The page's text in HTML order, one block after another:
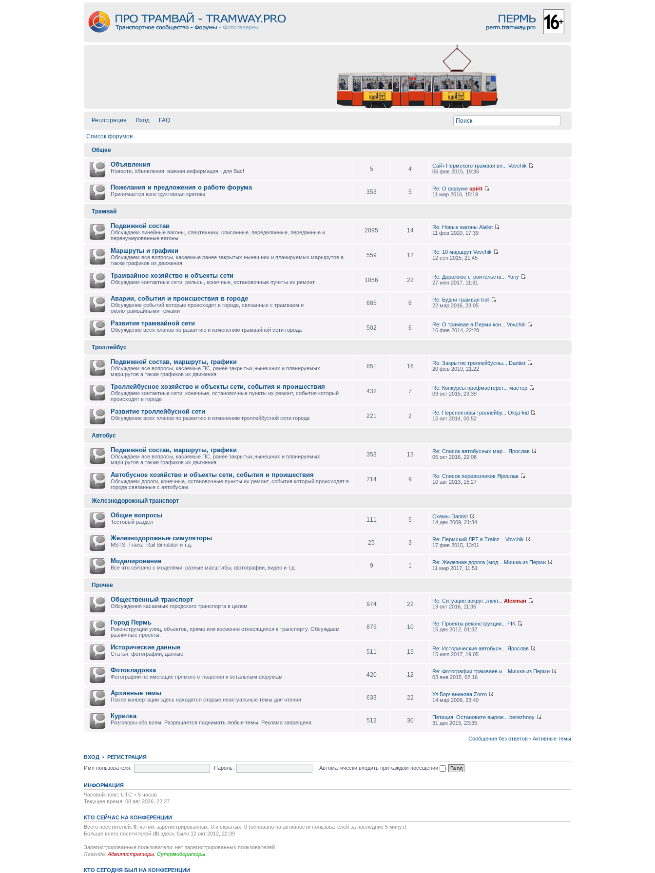
Регистрация Вход FAQ
Список форумов
Общее
Объявления
Новости, объявления, важная информация - для Вас! 5 4 Сайт Пермского трамвая вн...
Vovchik
06 фев 2015, 19:36
Пожелания и предложения о работе форума
Принимается конструктивная критика 353 5 Re: О форуме spirit
11 мар 2016, 15:19
Трамвай
Подвижной состав
Обсуждаем линейные вагоны, спецтехнику, списанные, переделанные, переданные и
перенумерованные вагоны.
2095 14 Re: Новые вагоны Alallet
11 фев 2020, 17:39
Маршруты и графики
Обсуждаем все вопросы, касаемые ранее закрытых,нынешних и планируемых маршрутов а
также графиков их движения
559 12 Re: 10 маршрут Vovchik
12 сен 2015, 21:45
Трамвайное хозяйство и объекты сети
Обсуждаем контактные сети, рельсы, конечные, остановочные пункты их ремонт 1056 22 Re: Дорожное строительств...
Yuriy
27 июн 2017, 11:31
Аварии, события и происшествия в городе
Обсуждение событий которые происходят в городе, связанные с трамваем и
околотрамвайными темами
685 6 Re: Будни трамвая troll
22 мар 2016, 23:05
Развитие трамвайной сети
Обсуждение всех планов по развитию и изменению трамвайной сети города 502 6 Re: О трамвае в Перми кон...
Vovchik
16 фев 2014, 22:28
Троллейбус
Подвижной состав, маршруты, графики
Обсуждаем все вопросы, касаемые ПС, ранее закрытых,нынешних и планируемых
маршрутов а также графиков их движения
851 16 Re: Закрытие троллейбусны...
Dantist
20 фев 2019, 21:22
Троллейбусное хозяйство и объекты сети, события и проишествия
Обсуждаем контактные сети, конечные, остановочные пункты их ремонт, события который
происходят в городе
432 7 Re: Конкурсы профмастерст...
мастер
09 окт 2015, 23:39
Развитие троллейбусной сети
Обсуждение всех планов по развитию и изменению троллейбусной сети города 221 2 Re: Перспективы троллейбу...
Oleja-kid
15 окт 2014, 00:52
Автобус
Подвижной состав, маршруты, графики
Обсуждаем все вопросы, касаемые ПС, ранее закрытых,нынешних и планируемых
маршрутов а также графиков их движения
353 13 Re: Список автобусных мар...
Ярослав
06 окт 2016, 22:08
Автобусное хозяйство и объекты сети, события и проишествия
Обсуждаем дороги, конечные, остановочные пункты их ремонт, события который происходят в
городе связанные с автобусам
714 9 Re: Список перевозчиков Ярослав
10 авг 2013, 15:27
Железнодорожный транспорт
Общие вопросы
Тестовый раздел 111 5 Схемы Dantist
14 дек 2009, 21:34
Железнодорожные симуляторы
MSTS, Trainz, Rail Simulator и т.д. 25 3 Re: Пермский ЛРТ в Trainz...
Vovchik
17 фев 2015, 13:01
Моделирование
Все что связано с моделями, разные масштабы, фотографии, видео и т.д. 9 1 Re: Железная дорога (мод...
Мишка из Перми
11 мар 2017, 11:51
Прочее
Общественный транспорт
Обсуждения касаемые городского транспорта в целом 974 22 Re: Ситуация вокруг элект...
Alexman
19 окт 2016, 11:36
Город Пермь
Реконструкции улиц, объектов, прямо или косвенно относящихся к транспорту. Обсуждаем
различные проекты.
875 10 Re: Проекты реконструкции...
FIK
15 дек 2012, 01:32
Исторические данные
Статьи, фотографии, данные 511 15 Re: Исторические автобусн...
Ярослав
15 июл 2017, 19:05
Фотокладовка
Фотографии не имеющие прямого отношения к остальным форумам 420 12 Re: Фотографии трамваев и...
Мишка из Перми
03 янв 2015, 02:16
Архивные темы
После конвертации здесь находятся старые неактуальные темы для чтения 633 22 Ул.Борчанинова Zorro
14 мар 2009, 23:40
Курилка
Разговоры обо всем. Разрешается поднимать любые темы. Реклама запрещена 512 30 Петиция: Остановите вырож...
berezhnoy
31 дек 2015, 23:35
Сообщения без ответов • Активные темы
ВХОД • РЕГИСТРАЦИЯ
Имя пользователя:
Пароль: | Автоматически входить при каждом посещении
ИНФОРМАЦИЯ
Часовой пояс: UTC + 5 часов
Текущее время: 08 авг 2026, 22:27
КТО СЕЙЧАС НА КОНФЕРЕНЦИИ
Всего посетителей: 0 , из них зарегистрированных: 0 и скрытых: 0 (основано на активности пользователей за последние 5 минут)
Больше всего посетителей (8) здесь было 12 окт 2012, 22:39
Зарегистрированные пользователи: нет зарегистрированных пользователей
Легенда: Администраторы Супермодераторы
КТО СЕГОДНЯ БЫЛ НА КОНФЕРЕНЦИИ